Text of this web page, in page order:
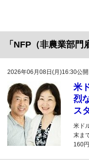
「NFP（非農業部
2026年06月08日(月)16:30公
米
烈
ス
米ド
末ま
160